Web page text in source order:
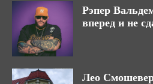
Рэпер
вперед и не
Лео